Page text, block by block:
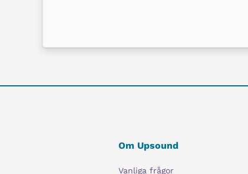
Om Upsound
Vanliga frågor